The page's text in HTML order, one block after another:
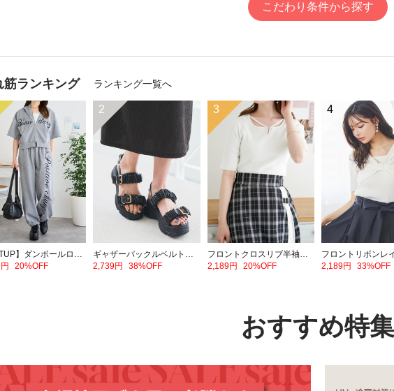
こだわり条件から探す
筋ランキング ランキング一覧へ
【SETUP】ダンボールロゴダブルZIP半袖パーカー×スウェットパンツ
20%OFF
2
ギャザーバックルベルトスポーツサンダル
2,739円
38%OFF
3
フロントクロスリブ半袖トップス
2,189円
20%OFF
4
2,189円 33%OFF
おすすめ特集